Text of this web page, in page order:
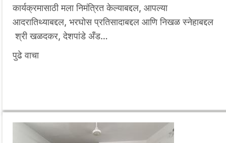
कार्यक्रमासाठी मला निमंत्रित केल्याबद्दल, आपल्या
आदरातिथ्याबद्दल, भरघोस प्रतिसादाबद्दल आणि निखळ स्नेहाबद्दल
श्री खळदकर, देशपांडे अँड…
पुढे वाचा